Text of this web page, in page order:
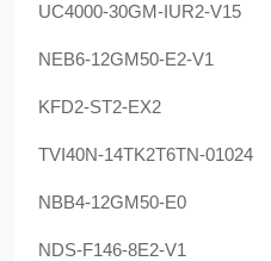
UC4000-30GM-IUR2-V15
NEB6-12GM50-E2-V1
KFD2-ST2-EX2
TVI40N-14TK2T6TN-01024
NBB4-12GM50-E0
NDS-F146-8E2-V1